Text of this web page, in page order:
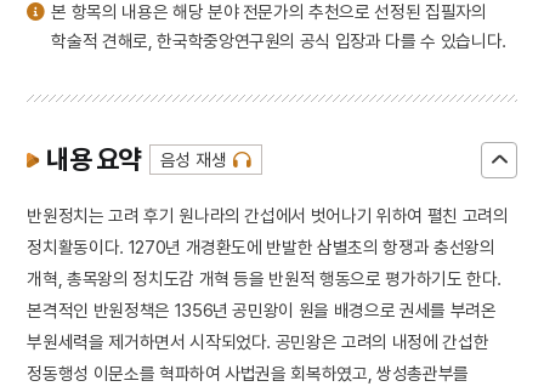
9 세종
본 항목의 내용은 해당 분야 전문가의 추천으로 선정된 집필자의
학술적 견해로, 한국학중앙연구원의 공식 입장과 다를 수 있습니다.
내용 요약 음성 재생
반원정치는 고려 후기 원나라의 간섭에서 벗어나기 위하여 펼친 고려의
정치활동이다. 1270년 개경환도에 반발한 삼별초의 항쟁과 충선왕의
개혁, 총목왕의 정치도감 개혁 등을 반원적 행동으로 평가하기도 한다.
본격적인 반원정책은 1356년 공민왕이 원을 배경으로 권세를 부려온
부원세력을 제거하면서 시작되었다. 공민왕은 고려의 내정에 간섭한
정동행성 이문소를 혁파하여 사법권을 회복하였고, 쌍성총관부를